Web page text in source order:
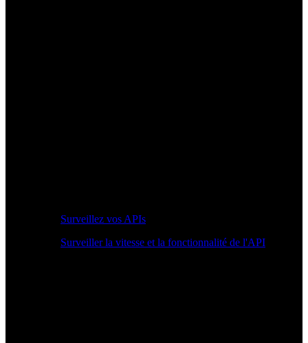
Surveillez vos APIs
Surveiller la vitesse et la fonctionnalité de l'API